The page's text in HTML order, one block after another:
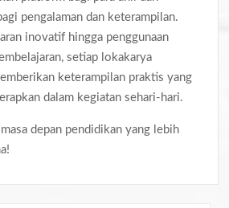
pengalaman dan keterampilan.
inovatif hingga penggunaan
setiap lokakarya
keterampilan praktis yang
dalam kegiatan sehari-hari.
depan pendidikan yang lebih